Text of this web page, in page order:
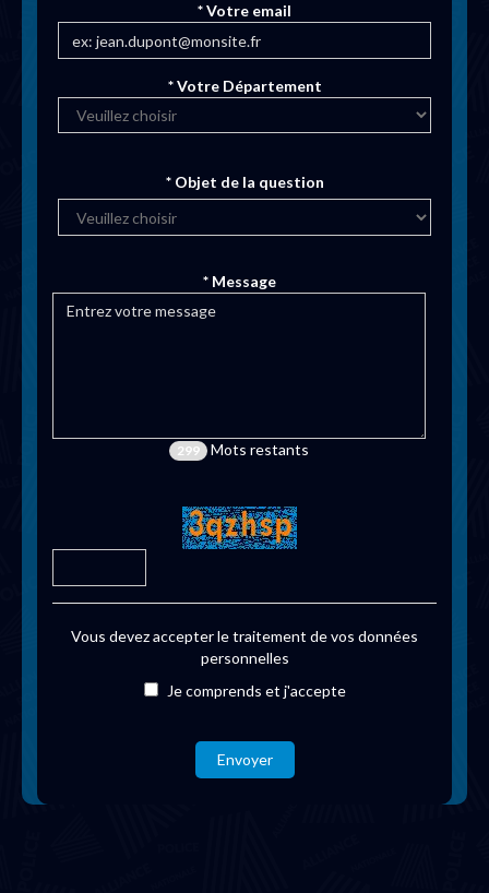
* Votre email
* Votre Département
* Objet de la question
* Message
299 Mots restants
Vous devez accepter le traitement de vos données
personnelles
Je comprends et j'accepte
Envoyer